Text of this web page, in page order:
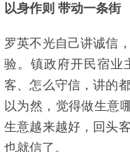
以身作则 带动一条街
罗英不光自己讲诚信
验。镇政府开民宿业
客、怎么守信，讲的
以为然，觉得做生意
生意越来越好，回头
也就信了。